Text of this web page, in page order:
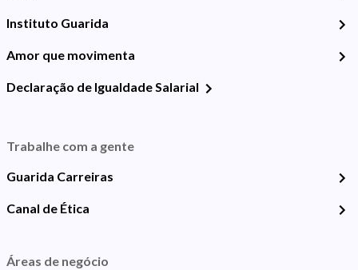
Instituto Guarida
Amor que movimenta
Declaração de Igualdade Salarial
Trabalhe com a gente
Guarida Carreiras
Canal de Ética
Áreas de negócio